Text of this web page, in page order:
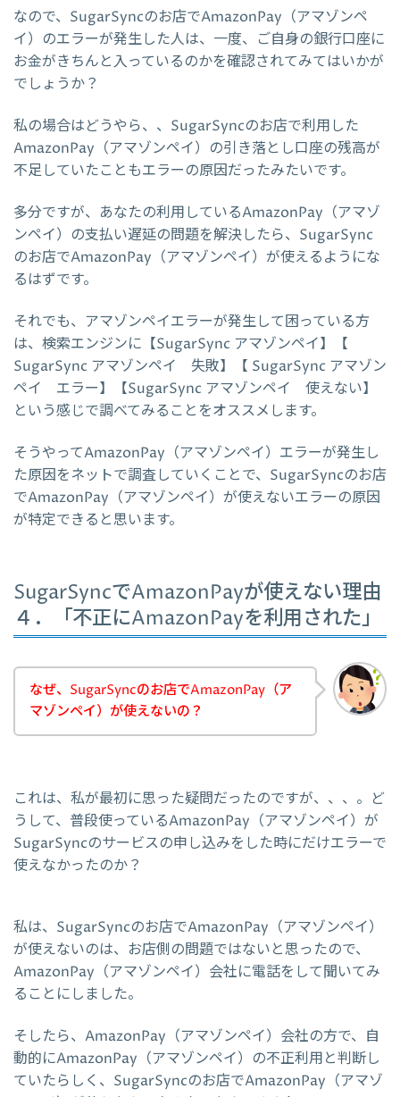
なので、SugarSyncのお店でAmazonPay（アマゾンペ
イ）のエラーが発生した人は、一度、ご自身の銀行口座に
お金がきちんと入っているのかを確認されてみてはいかが
でしょうか？
私の場合はどうやら、、SugarSyncのお店で利用した
AmazonPay（アマゾンペイ）の引き落とし口座の残高が
不足していたこともエラーの原因だったみたいです。
多分ですが、あなたの利用しているAmazonPay（アマゾ
ンペイ）の支払い遅延の問題を解決したら、SugarSync
のお店でAmazonPay（アマゾンペイ）が使えるようにな
るはずです。
それでも、アマゾンペイエラーが発生して困っている方
は、検索エンジンに【SugarSync アマゾンペイ】【
SugarSync アマゾンペイ 失敗】【 SugarSync アマゾン
ペイ エラー】【SugarSync アマゾンペイ 使えない】
という感じで調べてみることをオススメします。
そうやってAmazonPay（アマゾンペイ）エラーが発生し
た原因をネットで調査していくことで、SugarSyncのお店
でAmazonPay（アマゾンペイ）が使えないエラーの原因
が特定できると思います。
SugarSyncでAmazonPayが使えない理由
４．「不正にAmazonPayを利用された」
なぜ、SugarSyncのお店でAmazonPay（ア
マゾンペイ）が使えないの？
これは、私が最初に思った疑問だったのですが、、、。ど
うして、普段使っているAmazonPay（アマゾンペイ）が
SugarSyncのサービスの申し込みをした時にだけエラーで
使えなかったのか？
私は、SugarSyncのお店でAmazonPay（アマゾンペイ）
が使えないのは、お店側の問題ではないと思ったので、
AmazonPay（アマゾンペイ）会社に電話をして聞いてみ
ることにしました。
そしたら、AmazonPay（アマゾンペイ）会社の方で、自
動的にAmazonPay（アマゾンペイ）の不正利用と判断し
ていたらしく、SugarSyncのお店でAmazonPay（アマゾ